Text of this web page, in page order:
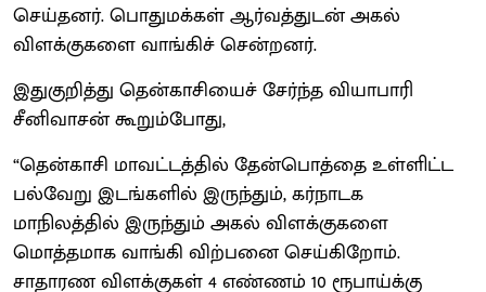
செய்தனர். பொதுமக்கள் ஆர்வத்துடன் அகல்
விளக்குகளை வாங்கிச் சென்றனர்.
இதுகுறித்து தென்காசியைச் சேர்ந்த வியாபாரி
சீனிவாசன் கூறும்போது,
“தென்காசி மாவட்டத்தில் தேன்பொத்தை உள்ளிட்ட
பல்வேறு இடங்களில் இருந்தும், கர்நாடக
மாநிலத்தில் இருந்தும் அகல் விளக்குகளை
மொத்தமாக வாங்கி விற்பனை செய்கிறோம்.
சாதாரண விளக்குகள் 4 எண்ணம் 10 ரூபாய்க்கு